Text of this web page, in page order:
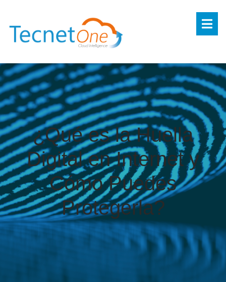
¿Qué es la Huella
Digital en Internet y
Cómo Puedes
Protegerla?